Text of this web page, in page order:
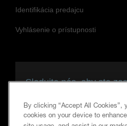
Identifikácia predajcu
Vyhlásenie o prístupnosti
Sledujte nás, aby ste
By clicking “Accept All Cookies”,
cookies on your device to